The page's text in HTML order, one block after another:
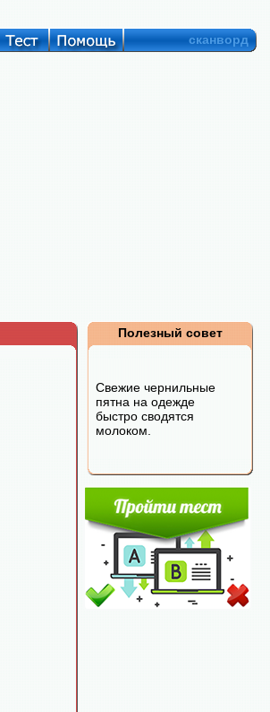
сканворд
Полезный совет
Свежие чернильные
пятна на одежде
быстро сводятся
молоком.